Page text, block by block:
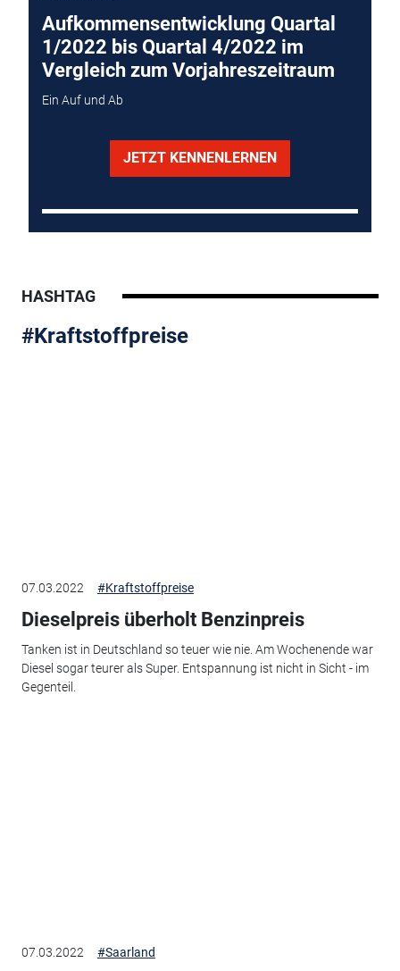
Aufkommensentwicklung Quartal
1/2022 bis Quartal 4/2022 im
Vergleich zum Vorjahreszeitraum
Ein Auf und Ab
JETZT KENNENLERNEN
HASHTAG
#Kraftstoffpreise
07.03.2022 #Kraftstoffpreise
Dieselpreis überholt Benzinpreis
Tanken ist in Deutschland so teuer wie nie. Am Wochenende war
Diesel sogar teurer als Super. Entspannung ist nicht in Sicht - im
Gegenteil.
07.03.2022 #Saarland